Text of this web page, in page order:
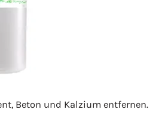
Beton und Kalzium entfernen.